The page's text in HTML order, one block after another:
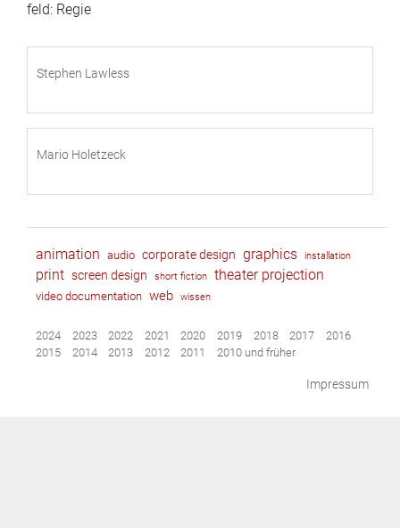
feld: Regie
Stephen Lawless
Mario Holetzeck
animation audio corporate design graphics installation
print screen design short fiction theater projection
video documentation web wissen
2024 2023 2022 2021 2020 2019 2018 2017
2016
2015
2014 2013 2012 2011 2010 und früher
Impressum